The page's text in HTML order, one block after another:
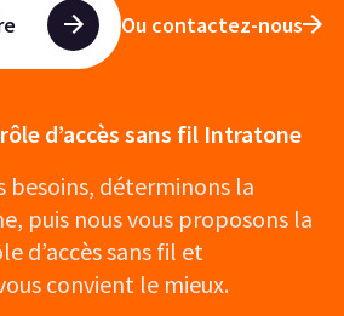
Ou contactez-nous
d’accès sans fil Intratone
besoins, déterminons la
puis nous vous proposons la
d’accès sans fil et
convient le mieux.